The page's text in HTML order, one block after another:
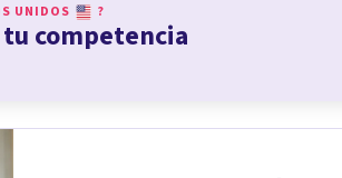
UNIDOS ?
competencia